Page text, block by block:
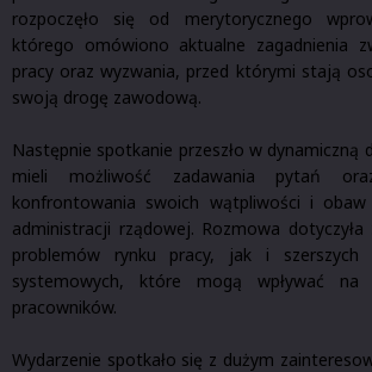
rozpoczęło się od merytorycznego
którego omówiono aktualne zagadnienia
pracy oraz wyzwania, przed którymi stają
swoją drogę zawodową.
Następnie spotkanie przeszło w dynamiczną
mieli możliwość zadawania pytań
konfrontowania swoich wątpliwości i obaw
administracji rządowej. Rozmowa dotyczyła
problemów rynku pracy, jak i szerszych
systemowych, które mogą wpływać na
pracowników.
Wydarzenie spotkało się z dużym